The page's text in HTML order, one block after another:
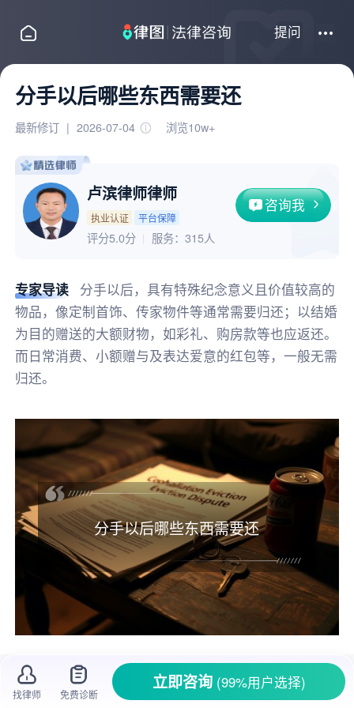
提问
分手以后哪些东西需要还
最新修订 | 2026-07-04 浏览10w+
卢滨律师律师
执业认证 平台保障
咨询我
评分5.0分 服务： 315人
专家导读
分手以后，具有特殊纪念意义且价值较高的
物品，像定制首饰、传家物件等通常需要归还；以结婚
为目的赠送的大额财物，如彩礼、购房款等也应返还。
而日常消费、小额赠与及表达爱意的红包等，一般无需
归还。
分手以后哪些东西需要还
分手，在感情里是常有的事儿。不过，分手
后除了情感上的拉扯，往往还会有物质方面的纠
找律师 免费诊断
立即咨询 (99%用户选择)